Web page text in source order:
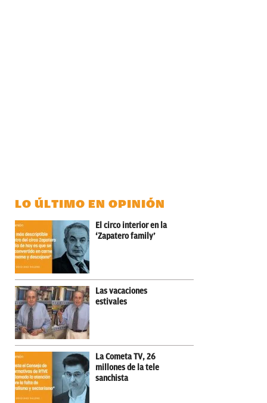
LO ÚLTIMO EN OPINIÓN
El circo interior en la
‘Zapatero family’
Las vacaciones
estivales
La Cometa TV, 26
millones de la tele
sanchista